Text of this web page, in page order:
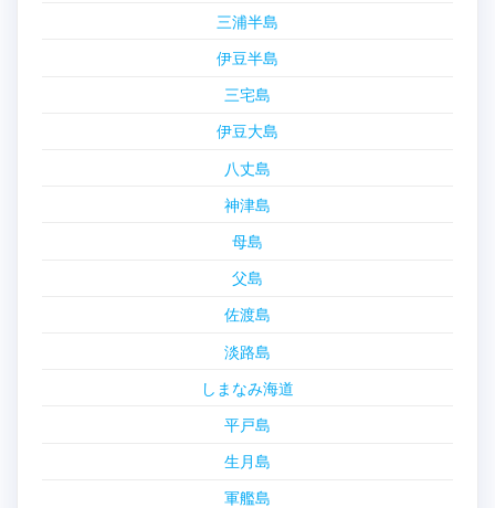
三浦半島
伊豆半島
三宅島
伊豆大島
八丈島
神津島
母島
父島
佐渡島
淡路島
しまなみ海道
平戸島
生月島
軍艦島